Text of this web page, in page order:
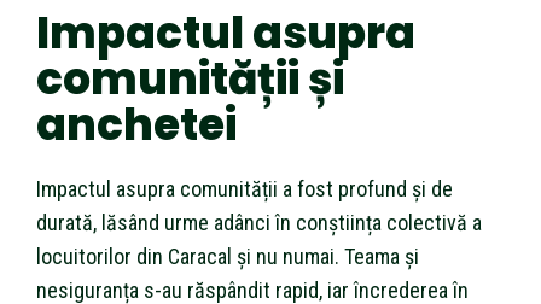
Impactul asupra
comunității și
anchetei
Impactul asupra comunității a fost profund și de
durată, lăsând urme adânci în conștiința colectivă a
locuitorilor din Caracal și nu numai. Teama și
nesiguranța s-au răspândit rapid, iar încrederea în